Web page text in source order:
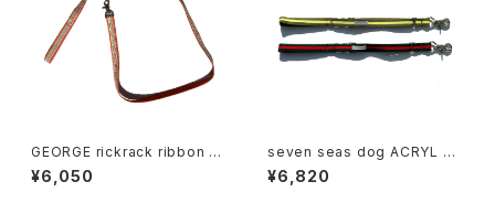
GEORGE rickrack ribbon co
llar & leash set ジョージ リ
ックラック リボンリーシュ
¥6,050
seven seas dog ACRYL SH
ORT LEAD Lサイズ セブンシ
ーズ ドッグ アクリル ショートリ
¥6,820